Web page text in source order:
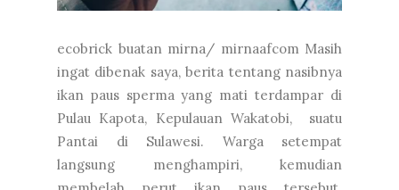
ecobrick buatan mirna/ mirnaafcom Masih
ingat dibenak saya, berita tentang nasibnya
ikan paus sperma yang mati terdampar di
Pulau Kapota, Kepulauan Wakatobi, suatu
Pantai di Sulawesi. Warga setempat
langsung menghampiri, kemudian